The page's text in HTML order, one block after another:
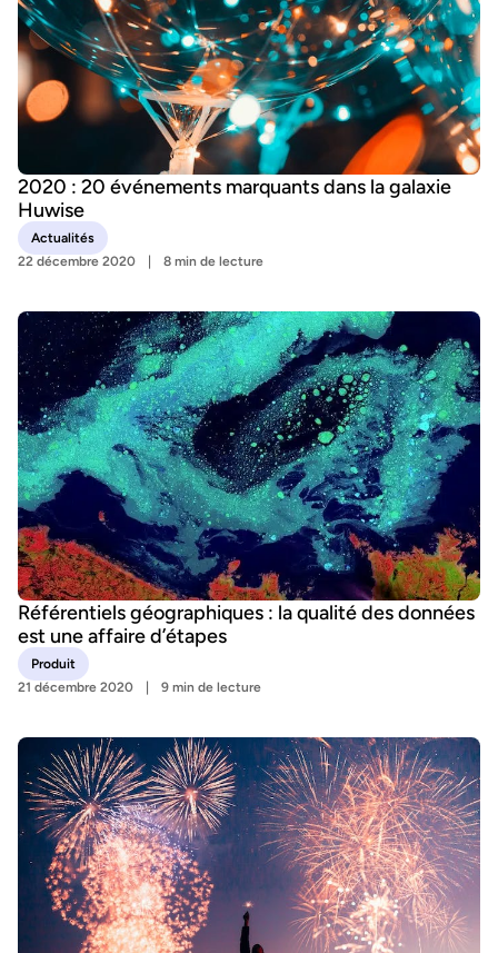
2020 : 20 événements marquants dans la galaxie
Huwise
Actualités
22 décembre 2020
8 min de lecture
Référentiels géographiques : la qualité des données
est une affaire d’étapes
Produit
21 décembre 2020
9 min de lecture